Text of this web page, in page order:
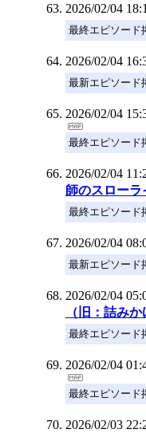
2026/02/04
最終エピソード
2026/02/04
最新エピソード
2026/02/04
最終エピソード
2026/02/04
師のスローラ
最終エピソード
2026/02/04
最新エピソード
2026/02/04
（旧：詰み
最終エピソード
2026/02/04
最終エピソード
2026/02/03